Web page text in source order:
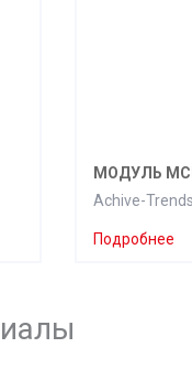
МОДУЛЬ
Achive-
Подробнее